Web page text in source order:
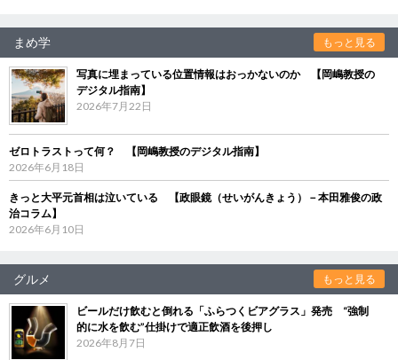
まめ学 もっと見る
写真に埋まっている位置情報はおっかないのか 【岡嶋教授の
デジタル指南】
2026年7月22日
ゼロトラストって何？ 【岡嶋教授のデジタル指南】
2026年6月18日
きっと大平元首相は泣いている 【政眼鏡（せいがんきょう）－本田雅俊の政
治コラム】
2026年6月10日
グルメ もっと見る
ビールだけ飲むと倒れる「ふらつくビアグラス」発売 “強制
的に水を飲む”仕掛けで適正飲酒を後押し
2026年8月7日